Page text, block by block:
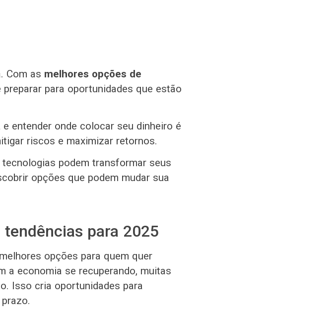
Com as melhores opções de
preparar para oportunidades que estão
entender onde colocar seu dinheiro é
riscos e maximizar retornos.
podem transformar seus
opções que podem mudar sua
para 2025
opções para quem quer
a economia se recuperando, muitas
Isso cria oportunidades para